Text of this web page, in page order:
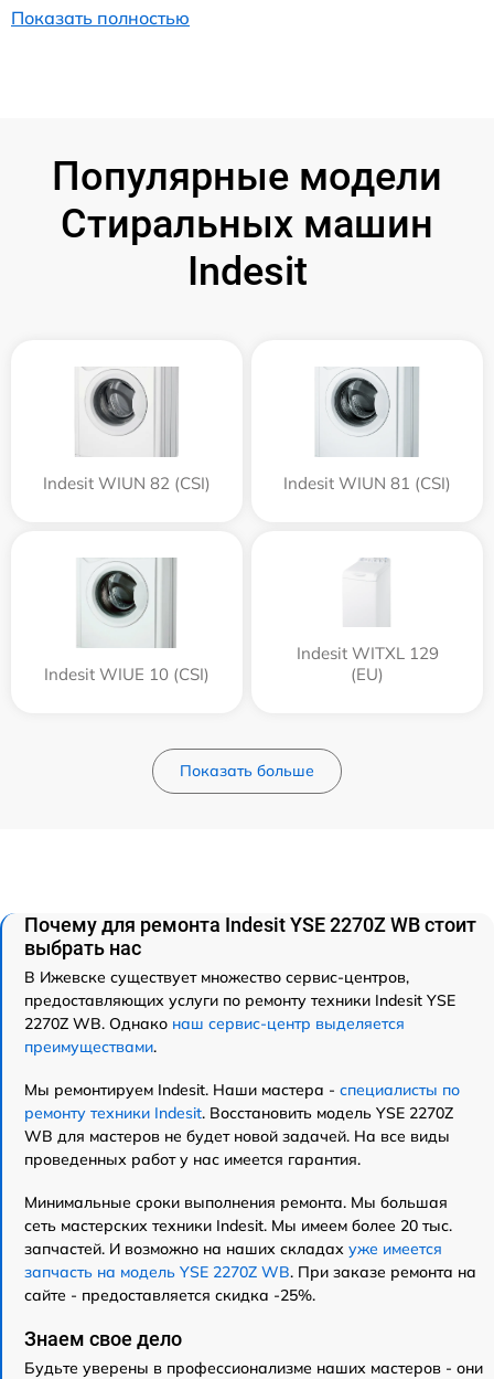
Показать полностью
Популярные модели
Стиральных машин
Indesit
Indesit WIUN 82 (CSI) Indesit WIUN 81 (CSI)
Indesit WIUE 10 (CSI)
Indesit WITXL 129
(EU)
Показать больше
Почему для ремонта Indesit YSE 2270Z WB стоит
выбрать нас
В Ижевске существует множество сервис-центров,
предоставляющих услуги по ремонту техники Indesit YSE
2270Z WB. Однако наш сервис-центр выделяется
преимуществами.
Мы ремонтируем Indesit. Наши мастера - специалисты по
ремонту техники Indesit. Восстановить модель YSE 2270Z
WB для мастеров не будет новой задачей. На все виды
проведенных работ у нас имеется гарантия.
Минимальные сроки выполнения ремонта. Мы большая
сеть мастерских техники Indesit. Мы имеем более 20 тыс.
запчастей. И возможно на наших складах уже имеется
запчасть на модель YSE 2270Z WB. При заказе ремонта на
сайте - предоставляется скидка -25%.
Знаем свое дело
Будьте уверены в профессионализме наших мастеров - они